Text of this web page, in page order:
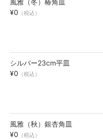
風雅（冬）椿角皿
¥0 （税込）
シルバー23cm平皿
¥0 （税込）
風雅（秋）銀杏角皿
¥0 （税込）